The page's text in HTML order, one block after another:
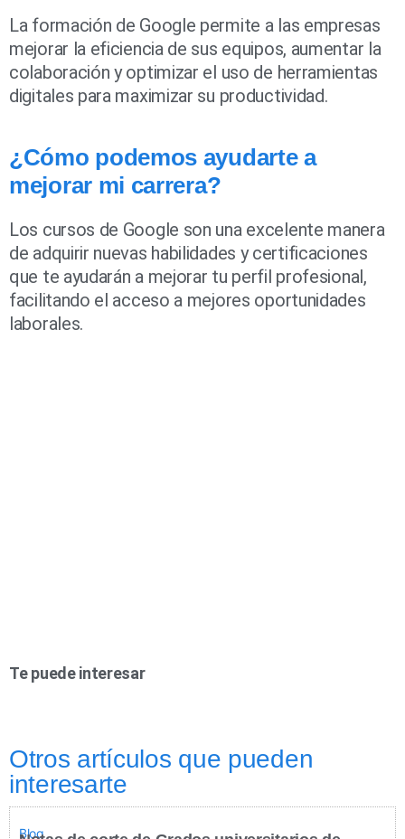
La formación de Google permite a las empresas
mejorar la eficiencia de sus equipos, aumentar la
colaboración y optimizar el uso de herramientas
digitales para maximizar su productividad.
¿Cómo podemos ayudarte a
mejorar mi carrera?
Los cursos de Google son una excelente manera
de adquirir nuevas habilidades y certificaciones
que te ayudarán a mejorar tu perfil profesional,
facilitando el acceso a mejores oportunidades
laborales.
Te puede interesar
Otros artículos que pueden
interesarte
Blog